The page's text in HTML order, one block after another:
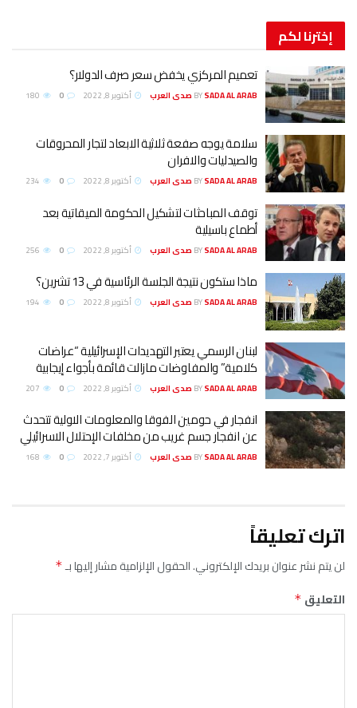
إخترنالكم
تعميم المركزي يخفض سعر صرف الدولار؟
BYSADA AL ARAB صدى العرب أكتوبر 8, 2022
سلامة يوجه صفعة ثلاثية الابعاد لتجار المحروقات
والصيدليات والافران
BYSADA AL ARAB صدى العرب أكتوبر 8, 2022
توقف المباحثات لتشكيل الحكومة الميقاتية بعد
أطماع باسيلية
BYSADA AL ARAB صدى العرب أكتوبر 8, 2022
ماذا ستكون نتيجة الجلسة الرئاسية في 13 تشرين؟
BYSADA AL ARAB صدى العرب أكتوبر 8, 2022
لبنان الرسمي يعتبر التهديدات الإسرائيلية “عراضات
كلامية” والمفاوضات مازالت قائمة بأجواء إيجابية
BYSADA AL ARAB صدى العرب أكتوبر 8, 2022
انفجار في حومين الفوقا والمعلومات الاولية تتحدث
عن انفجار جسم غريب من مخلفات الإحتلال الاسرائيلي
BYSADA AL ARAB صدى العرب أكتوبر 7, 2022
اترك تعليقاً
لن يتم نشر عنوان بريدك الإلكتروني.الحقول الإلزامية مشار إليها بـ*
التعليق *